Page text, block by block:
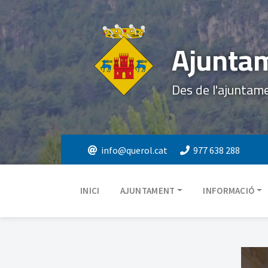
Des de
info@querol.cat 977 638 288
INICI AJUNTAMENT INFORMACIÓ